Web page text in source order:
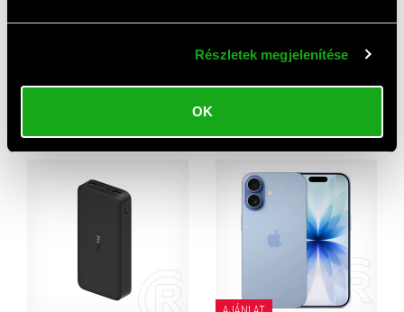
Részletek megjelenítése
OK
AJÁNLAT